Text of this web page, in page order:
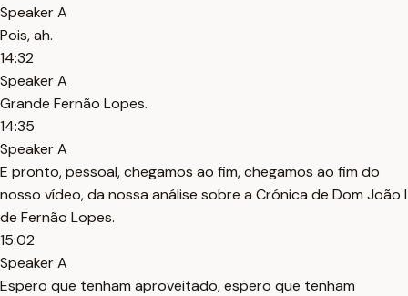
Speaker A
Pois, ah.
14:32
Speaker A
Grande Fernão Lopes.
14:35
Speaker A
E pronto, pessoal, chegamos ao fim, chegamos ao fim do
nosso vídeo, da nossa análise sobre a Crónica de Dom João I
de Fernão Lopes.
15:02
Speaker A
Espero que tenham aproveitado, espero que tenham